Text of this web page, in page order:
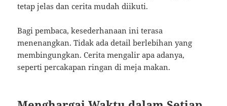
tetap jelas dan cerita mudah diikuti.
Bagi pembaca, kesederhanaan ini terasa
menenangkan. Tidak ada detail berlebihan yang
membingungkan. Cerita mengalir apa adanya,
seperti percakapan ringan di meja makan.